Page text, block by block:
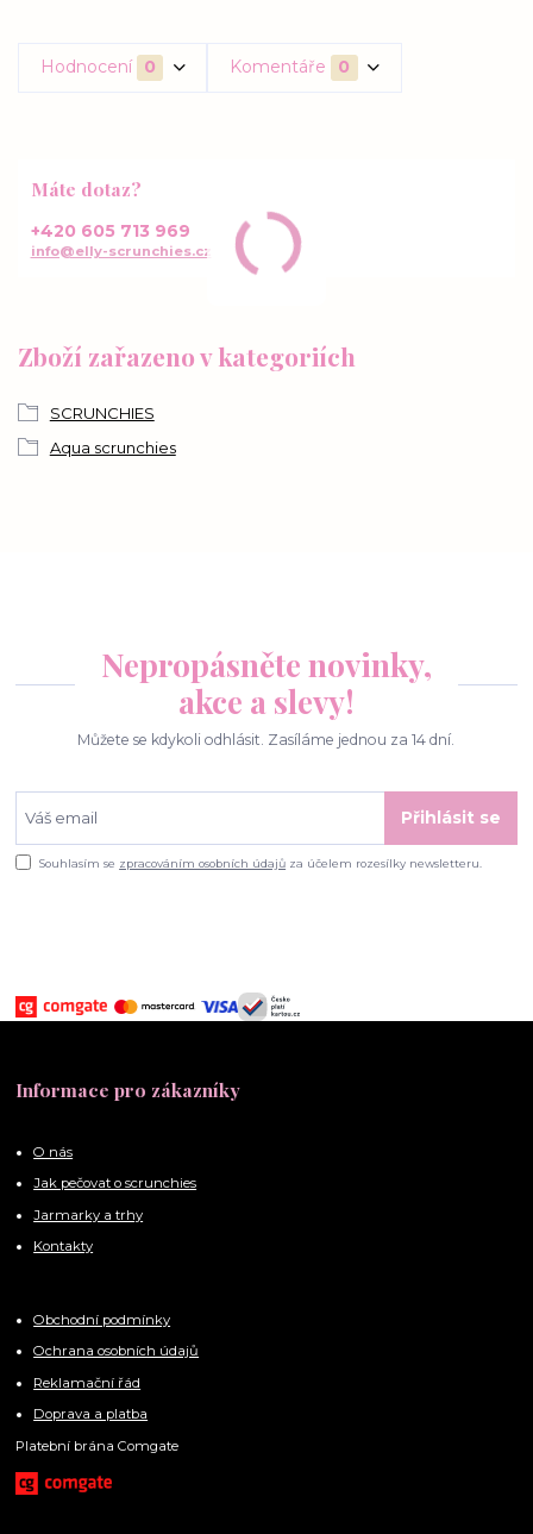
Hodnocení 0 Komentáře 0
Zboží zařazeno v kategoriích
SCRUNCHIES
Aqua scrunchies
Máte dotaz?
+420 605 713 969
info@elly-scrunchies.cz
Nepropásněte novinky,
akce a slevy!
Můžete se kdykoli odhlásit. Zasíláme jednou za 14 dní.
Přihlásit se
Souhlasím se zpracováním osobních údajů za účelem rozesílky newsletteru.
Informace pro zákazníky
O nás
Jak pečovat o scrunchies
Jarmarky a trhy
Kontakty
Obchodní podmínky
Ochrana osobních údajů
Reklamační řád
Doprava a platba
Platební brána Comgate